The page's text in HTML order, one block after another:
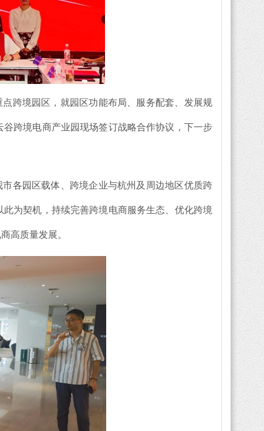
跨境园区，就园区功能布局、服务配套、发展规
跨境电商产业园现场签订战略合作协议，下一步
各园区载体、跨境企业与杭州及周边地区优质跨
为契机，持续完善跨境电商服务生态、优化跨境
高质量发展。